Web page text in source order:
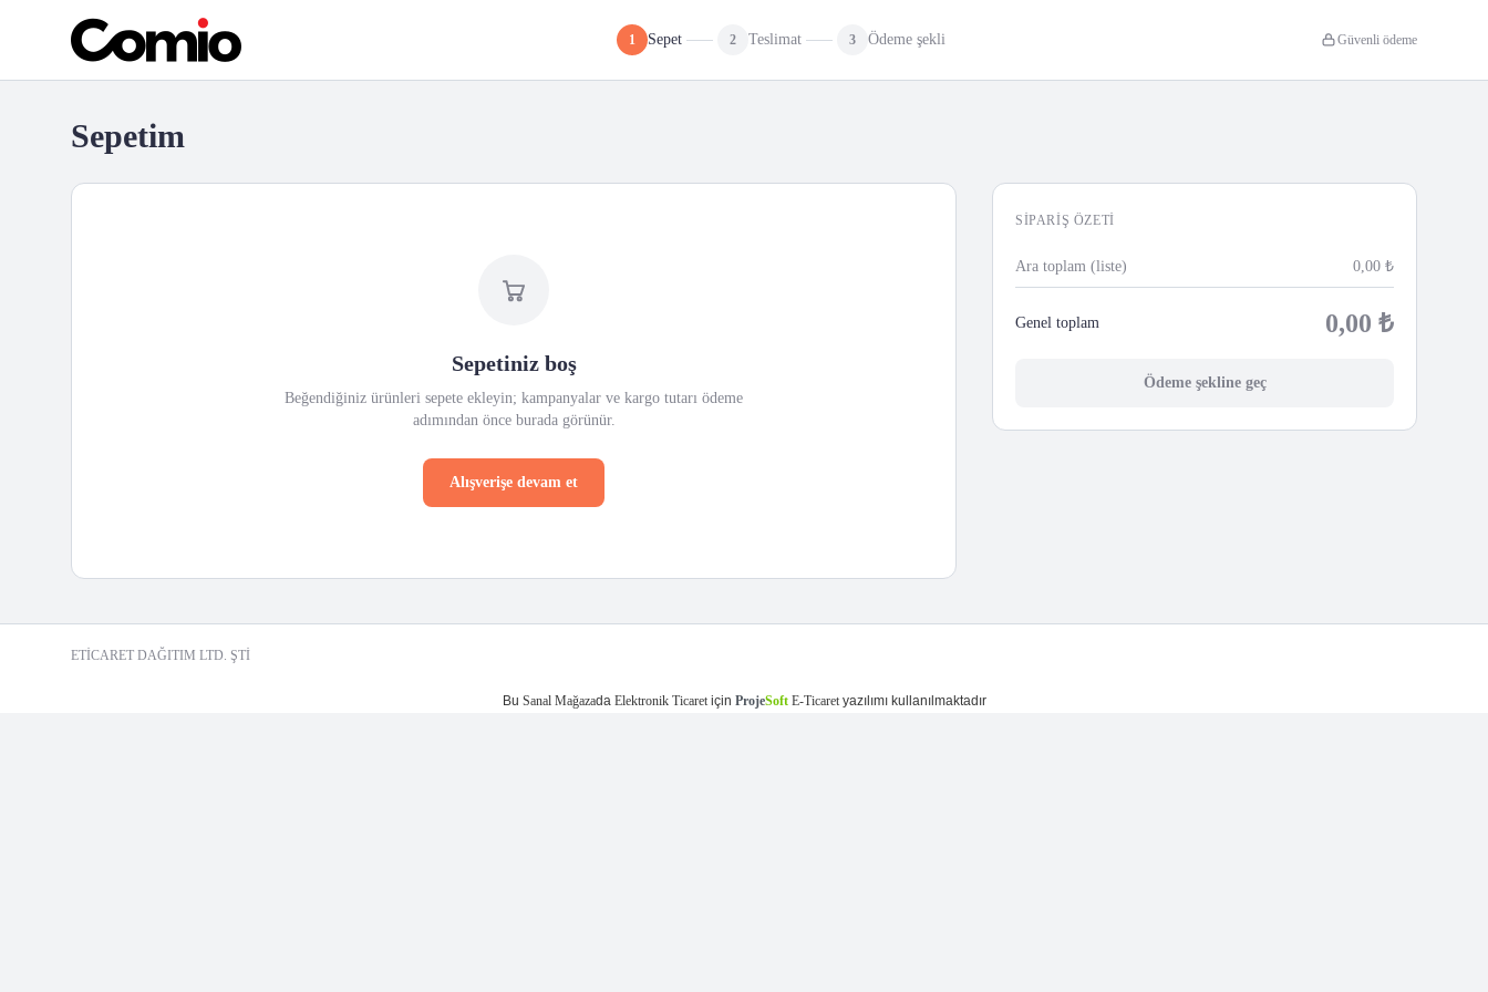
1 Sepet 2 Teslimat 3 Ödeme şekli Güvenli ödeme
Sepetim
Sepetiniz boş
Beğendiğiniz ürünleri sepete ekleyin; kampanyalar ve kargo tutarı ödeme
adımından önce burada görünür.
Alışverişe devam et
SIPARIŞ ÖZETI
Ara toplam (liste) 0,00 ₺
Genel toplam 0,00 ₺
Ödeme şekline geç
ETİCARET DAĞITIM LTD. ŞTİ
Bu Sanal Mağazada Elektronik Ticaretiçin ProjeSoft E-Ticaretyazılımı kullanılmaktadır